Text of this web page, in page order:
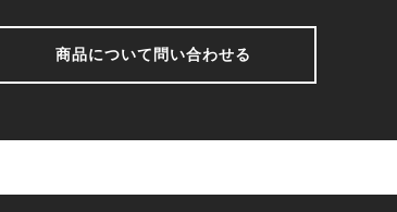
商品について問い合わせる